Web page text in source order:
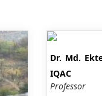
Dr. Md.
IQAC
Professor